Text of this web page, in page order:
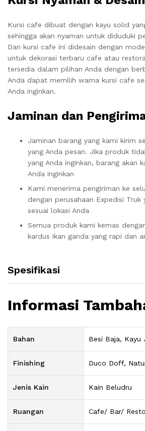
Kursi cafe dibuat dengan kayu solid
sehingga akan nyaman untuk diduduki
Dan kursi cafe ini didesain dengan
untuk dekorasi terbaru cafe atau
tersedia dalam pilihan Anda dengan
Anda dapat memilih warna kursi cafe
Anda inginkan.
Jaminan dan
Jaminan barang yang kami kirim
yang Anda pesan. Jika produk
yang Anda inginkan, barang akan
Anda inginkan
Kami menerima pengiriman ke
dengan perusahaan Expedisi Truk
sesuai lokasi Anda
Semua produk kami kemas
kardus ikan ganda yang rapi dan
Spesifikasi
Informasi
Bahan Besi Baja,
Finishing Duco Doff,
Jenis Kain Kain Beludru
Ruangan Cafe/ Bar/